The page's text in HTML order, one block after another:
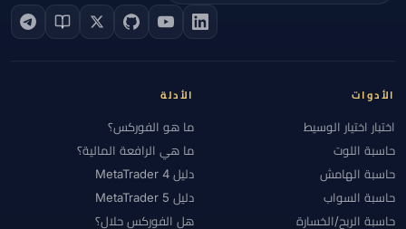
الأدوات
اختبار اختيار الوسيط
حاسبة اللوت
حاسبة الهامش
حاسبة السواب
حاسبة الربح/الخسارة
الأدلة
ما هو الفوركس؟
ما هي الرافعة المالية؟
دليل MetaTrader 4
دليل MetaTrader 5
هل الفوركس حلال؟